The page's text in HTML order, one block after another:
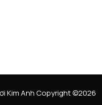
Kim Anh Copyright ©2026